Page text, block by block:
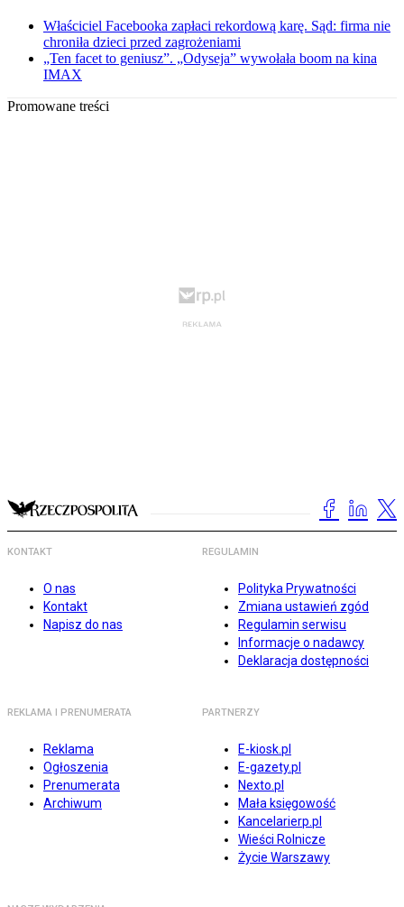
Właściciel Facebooka zapłaci rekordową karę. Sąd: firma nie
chroniła dzieci przed zagrożeniami
„Ten facet to geniusz”. „Odyseja” wywołała boom na kina
IMAX
Promowane treści
KONTAKT
O nas
Kontakt
Napisz do nas
REGULAMIN
Polityka Prywatności
Zmiana ustawień zgód
Regulamin serwisu
Informacje o nadawcy
Deklaracja dostępności
REKLAMA I PRENUMERATA
Reklama
Ogłoszenia
Prenumerata
Archiwum
PARTNERZY
E-kiosk.pl
E-gazety.pl
Nexto.pl
Mała księgowość
Kancelarierp.pl
Wieści Rolnicze
Życie Warszawy